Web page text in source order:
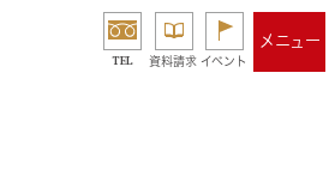
TEL 資料請求 イベント
メニュー